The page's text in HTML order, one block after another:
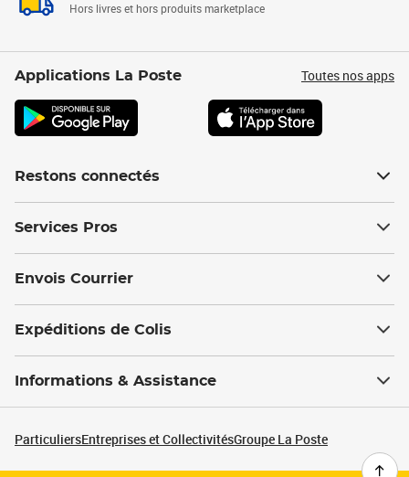
Hors livres et hors produits marketplace
Applications La Poste Toutes nos apps
Restons connectés
Services Pros
Envois Courrier
Expéditions de Colis
Informations & Assistance
ParticuliersEntreprises et CollectivitésGroupe La Poste